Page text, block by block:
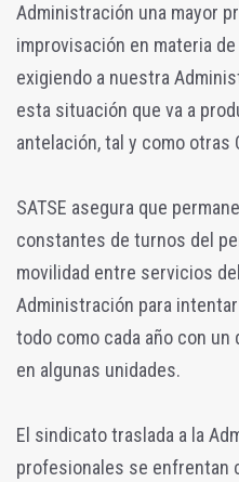
Administración una mayor
improvisación en materia
exigiendo a nuestra
esta situación que va a
antelación, tal y como otras
SATSE asegura que
constantes de turnos del
movilidad entre servicios
Administración para
todo como cada año con
en algunas unidades.
El sindicato traslada a la
profesionales se enfrentan